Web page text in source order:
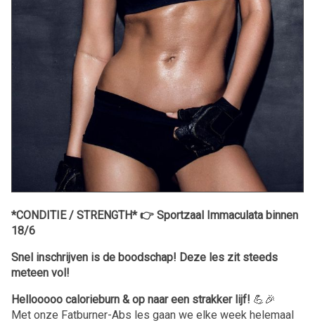
*CONDITIE / STRENGTH* 👉 Sportzaal Immaculata binnen
18/6
Snel inschrijven is de boodschap! Deze les zit steeds
meteen vol!
Hellooooo calorieburn & op naar een strakker lijf! 💪🎉
Met onze Fatburner-Abs les gaan we elke week helemaal